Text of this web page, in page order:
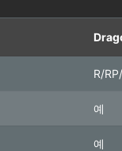
R/
예
예